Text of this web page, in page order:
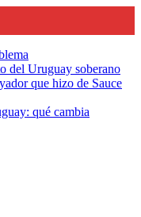
del Uruguay soberano
que hizo de Sauce
qué cambia